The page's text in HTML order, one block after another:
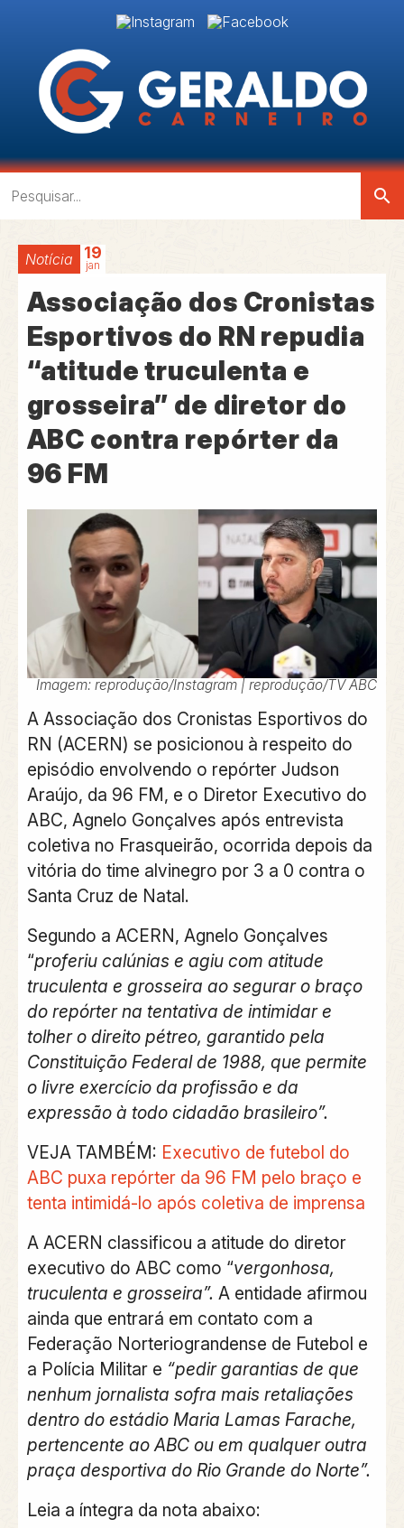
search
Notícia 19
jan
Associação dos Cronistas
Esportivos do RN repudia
“atitude truculenta e
grosseira” de diretor do
ABC contra repórter da
96 FM
Imagem: reprodução/Instagram | reprodução/TV ABC
A Associação dos Cronistas Esportivos do
RN (ACERN) se posicionou à respeito do
episódio envolvendo o repórter Judson
Araújo, da 96 FM, e o Diretor Executivo do
ABC, Agnelo Gonçalves após entrevista
coletiva no Frasqueirão, ocorrida depois da
vitória do time alvinegro por 3 a 0 contra o
Santa Cruz de Natal.
Segundo a ACERN, Agnelo Gonçalves
“proferiu calúnias e agiu com atitude
truculenta e grosseira ao segurar o braço
do repórter na tentativa de intimidar e
tolher o direito pétreo, garantido pela
Constituição Federal de 1988, que permite
o livre exercício da profissão e da
expressão à todo cidadão brasileiro”.
VEJA TAMBÉM: Executivo de futebol do
ABC puxa repórter da 96 FM pelo braço e
tenta intimidá-lo após coletiva de imprensa
A ACERN classificou a atitude do diretor
executivo do ABC como “vergonhosa,
truculenta e grosseira”. A entidade afirmou
ainda que entrará em contato com a
Federação Norteriograndense de Futebol e
a Polícia Militar e “pedir garantias de que
nenhum jornalista sofra mais retaliações
dentro do estádio Maria Lamas Farache,
pertencente ao ABC ou em qualquer outra
praça desportiva do Rio Grande do Norte”.
Leia a íntegra da nota abaixo: